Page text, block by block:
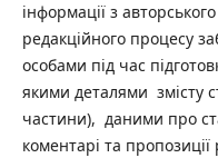
інформації з
редакційного процесу
особами під час
якими деталями змісту
частини), даними про
коментарі та